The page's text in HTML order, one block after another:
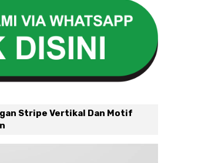
Stripe Vertikal Dan Motif